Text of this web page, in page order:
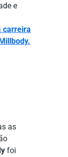
e
carreira
as
foi